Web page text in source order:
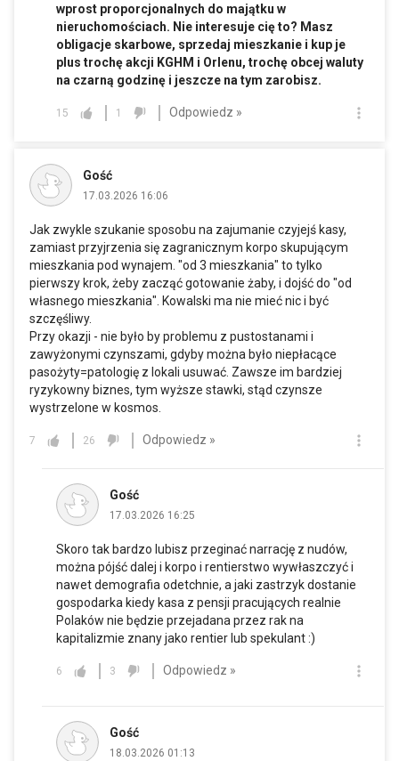
wprost proporcjonalnych do majątku w
nieruchomościach. Nie interesuje cię to? Masz
obligacje skarbowe, sprzedaj mieszkanie i kup je
plus trochę akcji KGHM i Orlenu, trochę obcej waluty
na czarną godzinę i jeszcze na tym zarobisz.
15 1 Odpowiedz »
Gość
17.03.2026 16:06
Jak zwykle szukanie sposobu na zajumanie czyjejś kasy,
zamiast przyjrzenia się zagranicznym korpo skupującym
mieszkania pod wynajem. "od 3 mieszkania" to tylko
pierwszy krok, żeby zacząć gotowanie żaby, i dojść do "od
własnego mieszkania". Kowalski ma nie mieć nic i być
szczęśliwy.
Przy okazji - nie było by problemu z pustostanami i
zawyżonymi czynszami, gdyby można było niepłacące
pasożyty=patologię z lokali usuwać. Zawsze im bardziej
ryzykowny biznes, tym wyższe stawki, stąd czynsze
wystrzelone w kosmos.
7 26 Odpowiedz »
Gość
17.03.2026 16:25
Skoro tak bardzo lubisz przeginać narrację z nudów,
można pójść dalej i korpo i rentierstwo wywłaszczyć i
nawet demografia odetchnie, a jaki zastrzyk dostanie
gospodarka kiedy kasa z pensji pracujących realnie
Polaków nie będzie przejadana przez rak na
kapitalizmie znany jako rentier lub spekulant :)
6 3 Odpowiedz »
Gość
18.03.2026 01:13